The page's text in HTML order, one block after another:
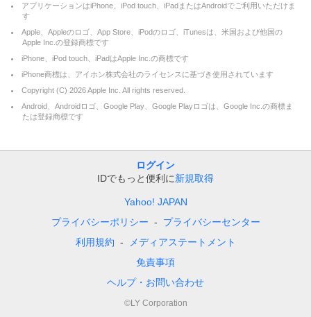
アプリケーションはiPhone、iPod touch、iPadまたはAndroidでご利用いただけま
す
Apple、Appleのロゴ、App Store、iPodのロゴ、iTunesは、米国および他国の
Apple Inc.の登録商標です
iPhone、iPod touch、iPadはApple Inc.の商標です
iPhone商標は、アイホン株式会社のライセンスに基づき使用されています
Copyright (C) 2026Apple Inc. All rights reserved.
Android、Androidロゴ、Google Play、Google Playロゴは、Google Inc.の商標ま
たは登録商標です
ログイン
IDでもっと便利に新規取得
Yahoo! JAPAN
プライバシーポリシー
プライバシーセンター
利用規約
メディアステートメント
免責事項
ヘルプ・お問い合わせ
©LY Corporation